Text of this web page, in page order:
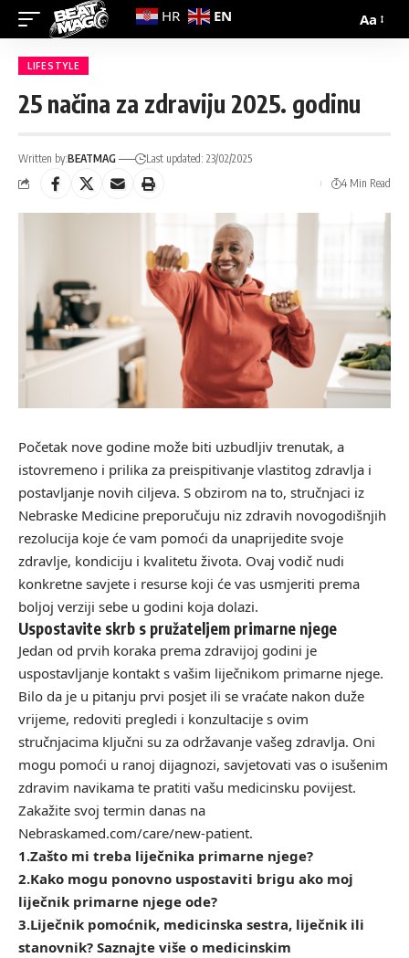
Aa
LIFESTYLE
25 načina za zdraviju 2025. godinu
Written by:BEATMAG
Last updated: 23/02/2025
4 Min Read
Početak nove godine može biti uzbudljiv trenutak, a
istovremeno i prilika za preispitivanje vlastitog zdravlja i
postavljanje novih ciljeva. S obzirom na to, stručnjaci iz
Nebraske Medicine preporučuju niz zdravih novogodišnjih
rezolucija koje će vam pomoći da unaprijedite svoje
zdravlje, kondiciju i kvalitetu života. Ovaj vodič nudi
konkretne savjete i resurse koji će vas usmjeriti prema
boljoj verziji sebe u godini koja dolazi.
Uspostavite skrb s pružateljem primarne njege
Jedan od prvih koraka prema zdravijoj godini je
uspostavljanje kontakt s vašim liječnikom primarne njege.
Bilo da je u pitanju prvi posjet ili se vraćate nakon duže
vrijeme, redoviti pregledi i konzultacije s ovim
stručnjacima ključni su za održavanje vašeg zdravlja. Oni
mogu pomoći u ranoj dijagnozi, savjetovati vas o isušenim
zdravim navikama te pratiti vašu medicinsku povijest.
Zakažite svoj termin danas na
Nebraskamed.com/care/new-patient.
1.Zašto mi treba liječnika primarne njege?
2.Kako mogu ponovno uspostaviti brigu ako moj
liječnik primarne njege ode?
3.Liječnik pomoćnik, medicinska sestra, liječnik ili
stanovnik? Saznajte više o medicinskim
HR EN